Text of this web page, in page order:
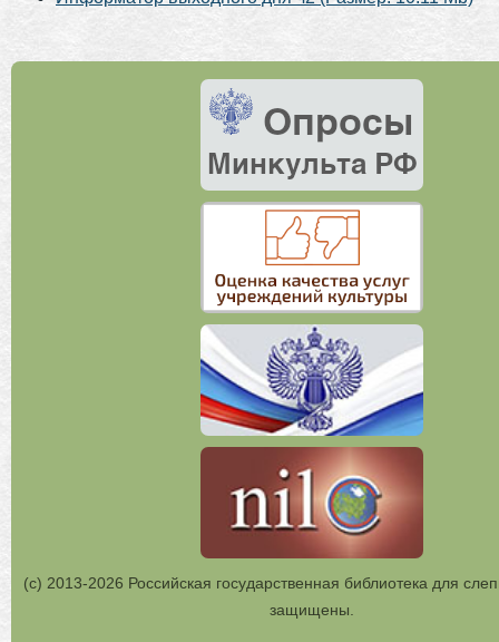
(с) 2013-2026 Российская государственная библиотека для
защищены.